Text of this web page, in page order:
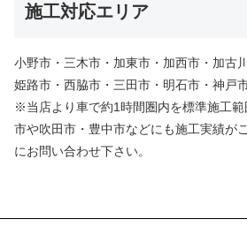
施工対応エリア
小野市・三木市・加東市・加西市・加古
姫路市・西脇市・三田市・明石市・神戸
※当店より車で約1時間圏内を標準施工
市や吹田市・豊中市などにも施工実績が
にお問い合わせ下さい。